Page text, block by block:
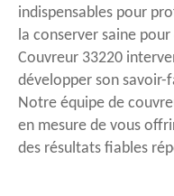
indispensables pour
la conserver saine
Couvreur 33220
développer son
Notre équipe de
en mesure de vous
des résultats fiables